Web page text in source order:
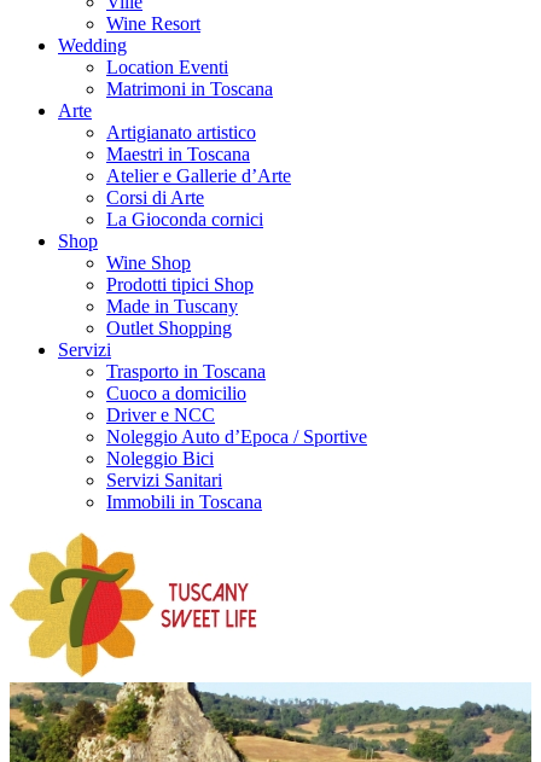
Wine Resort
Wedding
Location Eventi
Matrimoni in Toscana
Arte
Artigianato artistico
Maestri in Toscana
Atelier e Gallerie d’Arte
Corsi di Arte
La Gioconda cornici
Shop
Wine Shop
Prodotti tipici Shop
Made in Tuscany
Outlet Shopping
Servizi
Trasporto in Toscana
Cuoco a domicilio
Driver e NCC
Noleggio Auto d’Epoca / Sportive
Noleggio Bici
Servizi Sanitari
Immobili in Toscana